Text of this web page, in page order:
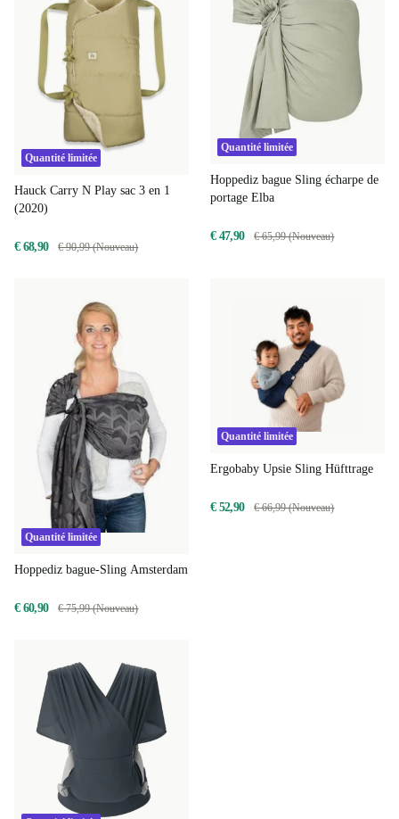
Quantité limitée
Hauck Carry N Play sac 3 en 1
(2020)
€ 68,90 € 90,99 (Nouveau)
Quantité limitée
Hoppediz bague Sling écharpe de
portage Elba
€ 47,90 € 65,99 (Nouveau)
Quantité limitée
Hoppediz bague-Sling Amsterdam
€ 60,90 € 75,99 (Nouveau)
Quantité limitée
Ergobaby Upsie Sling Hüfttrage
€ 52,90 € 66,99 (Nouveau)